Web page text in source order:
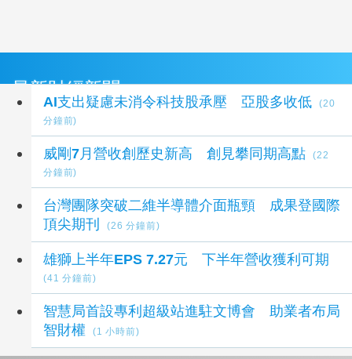
最新財經新聞
AI支出疑慮未消令科技股承壓 亞股多收低
(20
分鐘前)
威剛7月營收創歷史新高 創見攀同期高點
(22
分鐘前)
台灣團隊突破二維半導體介面瓶頸 成果登國際
頂尖期刊
(26 分鐘前)
雄獅上半年EPS 7.27元 下半年營收獲利可期
(41 分鐘前)
智慧局首設專利超級站進駐文博會 助業者布局
智財權
(1 小時前)